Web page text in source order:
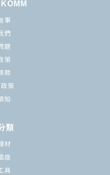
事
們
題
策
款
策
知
類
材
座
具